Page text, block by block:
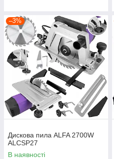
–3%
Дискова пила ALFA 2700W
ALCSP27
В наявності